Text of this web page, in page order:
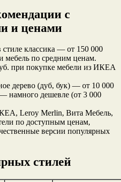
с
и ценами
классика — от 150 000
мебель по средним ценам.
при покупке мебели из ИКЕА
дерево (дуб, бук) — от 10 000
дешевле (от 3 000
Leroy Merlin, Вита Мебель,
по доступным ценам,
версии популярных
стилей